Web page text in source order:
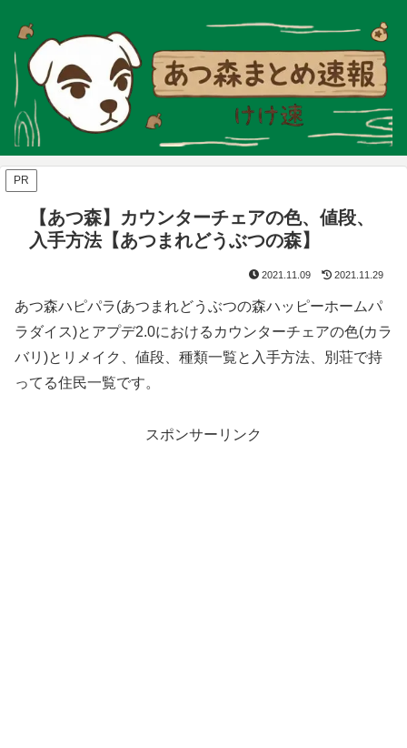
PR
【あつ森】カウンターチェアの色、値段、
入手方法【あつまれどうぶつの森】
2021.11.09 2021.11.29
あつ森ハピパラ(あつまれどうぶつの森ハッピーホームパ
ラダイス)とアプデ2.0におけるカウンターチェアの色(カラ
バリ)とリメイク、値段、種類一覧と入手方法、別荘で持
ってる住民一覧です。
スポンサーリンク